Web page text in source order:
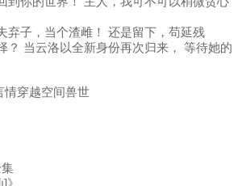
弃子，当个渣雌！ 还是留下，苟延残
？ 当云洛以全新身份再次归来， 等待她的
情穿越空间兽世
集